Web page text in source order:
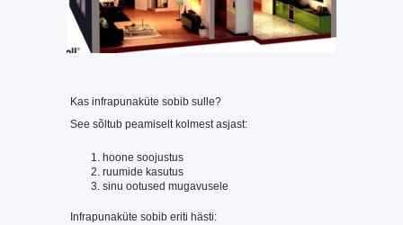
Kas infrapunaküte sobib sulle?
See sõltub peamiselt kolmest asjast:
hoone soojustus
ruumide kasutus
sinu ootused mugavusele
Infrapunaküte sobib eriti hästi: